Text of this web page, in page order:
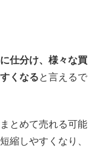
仕分け、様々な買
くなると言えるで
とめて売れる可能
縮しやすくなり、